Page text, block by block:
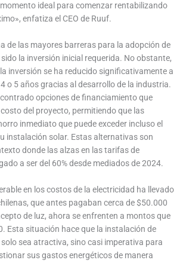
ideal para comenzar rentabilizando
enfatiza el CEO de Ruuf.
de las mayores barreras para la adopción de
la inversión inicial requerida. No obstante,
inversión se ha reducido significativamente a
o 5 años gracias al desarrollo de la industria.
opciones de financiamiento que
del proyecto, permitiendo que las
inmediato que puede exceder incluso el
instalación solar. Estas alternativas son
donde las alzas en las tarifas de
a ser del 60% desde mediados de 2024.
en los costos de la electricidad ha llevado
que antes pagaban cerca de $50.000
de luz, ahora se enfrenten a montos que
Esta situación hace que la instalación de
sea atractiva, sino casi imperativa para
sus gastos energéticos de manera